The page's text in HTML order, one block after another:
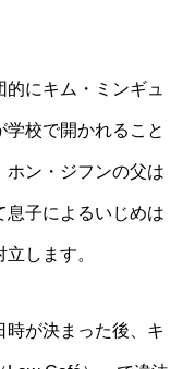
にキム・ミンギュ
校で開かれること
ホン・ジフンの父は
息子によるいじめは
します。
時が決まった後、キ